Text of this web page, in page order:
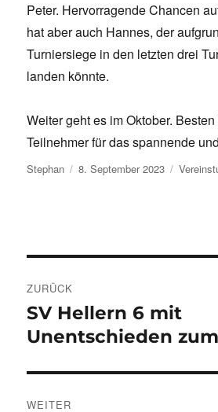
Peter. Hervorragende Chancen
hat aber auch Hannes, der
Turniersiege in den letzten drei
landen könnte.
Weiter geht es im Oktober.
Teilnehmer für das spannende
Autor
Stephan Veröffentlicht
8. September 2023
ZURÜCK
Vorheriger
Beitrag:
SV Hellern 6 mit
Unentschieden
WEITER